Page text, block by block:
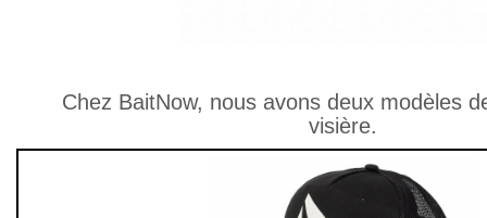
Chez BaitNow, nous avons deux modèles
visière.